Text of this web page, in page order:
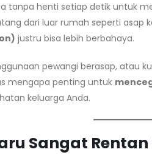
tanpa henti setiap detik untuk
dari luar rumah seperti asap
justru bisa lebih berbahaya.
pewangi berasap, atau
mengapa penting untuk
keluarga Anda.
Sangat